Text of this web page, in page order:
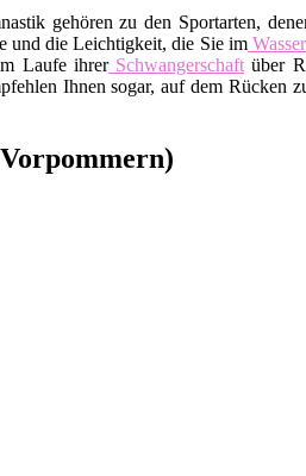
gehören zu den Sportarten,
und die Leichtigkeit, die Sie imWasser
Laufe ihrerSchwangerschaft über
Ihnen sogar, auf dem Rücken